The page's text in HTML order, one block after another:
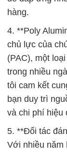
hàng.
4. **Poly
chủ lực của
(PAC), một
trong nhiều
tôi cam kết
bạn duy trì
và chi phí hiệu
5. **Đối tác
Với nhiều năm